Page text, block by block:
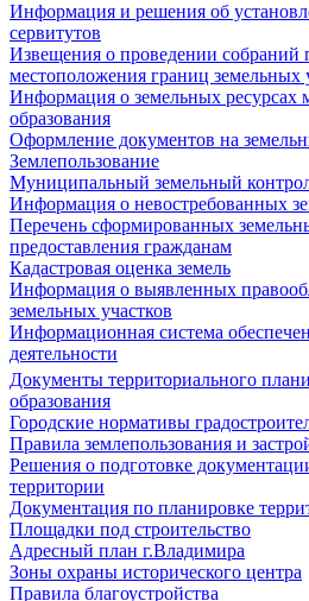
Информация и решения об
сервитутов
Извещения о проведении собраний
местоположения границ земельных
Информация о земельных ресурсах
образования
Оформление документов на
Землепользование
Муниципальный земельный
Информация о невостребованных
Перечень сформированных
предоставления гражданам
Кадастровая оценка земель
Информация о выявленных
земельных участков
Информационная система
деятельности
Документы территориального
образования
Городские нормативы
Правила землепользования и
Решения о подготовке
территории
Документация по планировке
Площадки под строительство
Адресный план г.Владимира
Зоны охраны исторического центра
Правила благоустройства